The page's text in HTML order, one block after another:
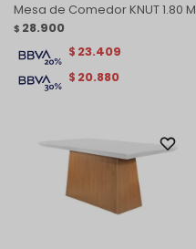
Mesa de Comedor KNUT 1.80 M
$ 28.900
$ 20.880
$ 23.409